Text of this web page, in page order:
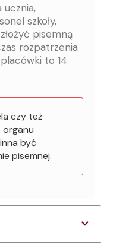
ucznia,
szkoły,
pisemną
rozpatrzenia
to 14
czy też
organu
być
pisemnej.